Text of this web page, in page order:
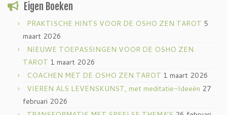
Eigen Boeken
PRAKTISCHE HINTS VOOR DE OSHO ZEN TAROT 5
maart 2026
NIEUWE TOEPASSINGEN VOOR DE OSHO ZEN
TAROT 1 maart 2026
COACHEN MET DE OSHO ZEN TAROT 1 maart 2026
VIEREN ALS LEVENSKUNST, met meditatie-Ideeën 27
februari 2026